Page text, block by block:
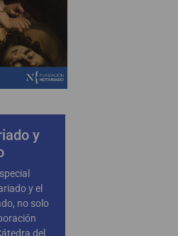
y
y el
no solo
del